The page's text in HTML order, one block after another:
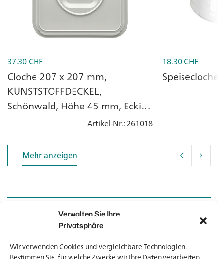
Verwalten Sie Ihre
Privatsphäre
Wir verwenden Cookies und vergleichbare Technologien.
37.30CHF
Cloche 207 x 207 mm,
KUNSTSTOFFDECKEL,
Schönwald, Höhe 45 mm, Eckig,
Artikel-Nr.: 261018
18.30CHF
Mehr anzeigen
Mehr anzeigen
Kontakt
Kontakt
Newsletter
Newsletter